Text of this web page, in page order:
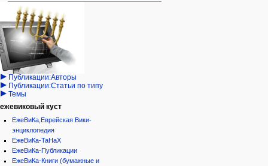
Навигация
персональные инструменты
войти
запрос
учётной
записи
категории
Израиль:Страна и
государство
Иудаизм
Народ
Проекты
Проекты/Участники/
дополнения
Публикации:Авторы
Публикации:Статьи по типу
Темы
ежевиковый куст
ЕжеВиКа,Еврейская Вики-
энциклопедия
ЕжеВиКа-ТаНаХ
ЕжеВиКа-Публикации
ЕжеВиКа-Книги (бумажные и